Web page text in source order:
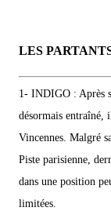
LES
1- INDIGO : Après
désormais
Vincennes. Malgré
Piste parisienne,
dans une position
limitées.